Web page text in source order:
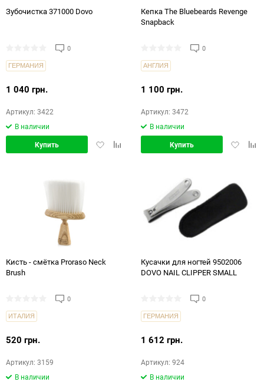
Зубочистка 371000 Dovo
0
ГЕРМАНИЯ
1 040 грн.
Артикул: 3422
В наличии
ДобавитьДобавить
Купить
Кепка The Bluebeards Revenge
Snapback
0
АНГЛИЯ
1 100 грн.
Артикул: 3472
В наличии
Купить
Кисть - смётка Proraso Neck
Brush
0
ИТАЛИЯ
520 грн.
Артикул: 3159
В наличии
Кусачки для ногтей 9502006
DOVO NAIL CLIPPER SMALL
0
ГЕРМАНИЯ
1 612 грн.
Артикул: 924
В наличии